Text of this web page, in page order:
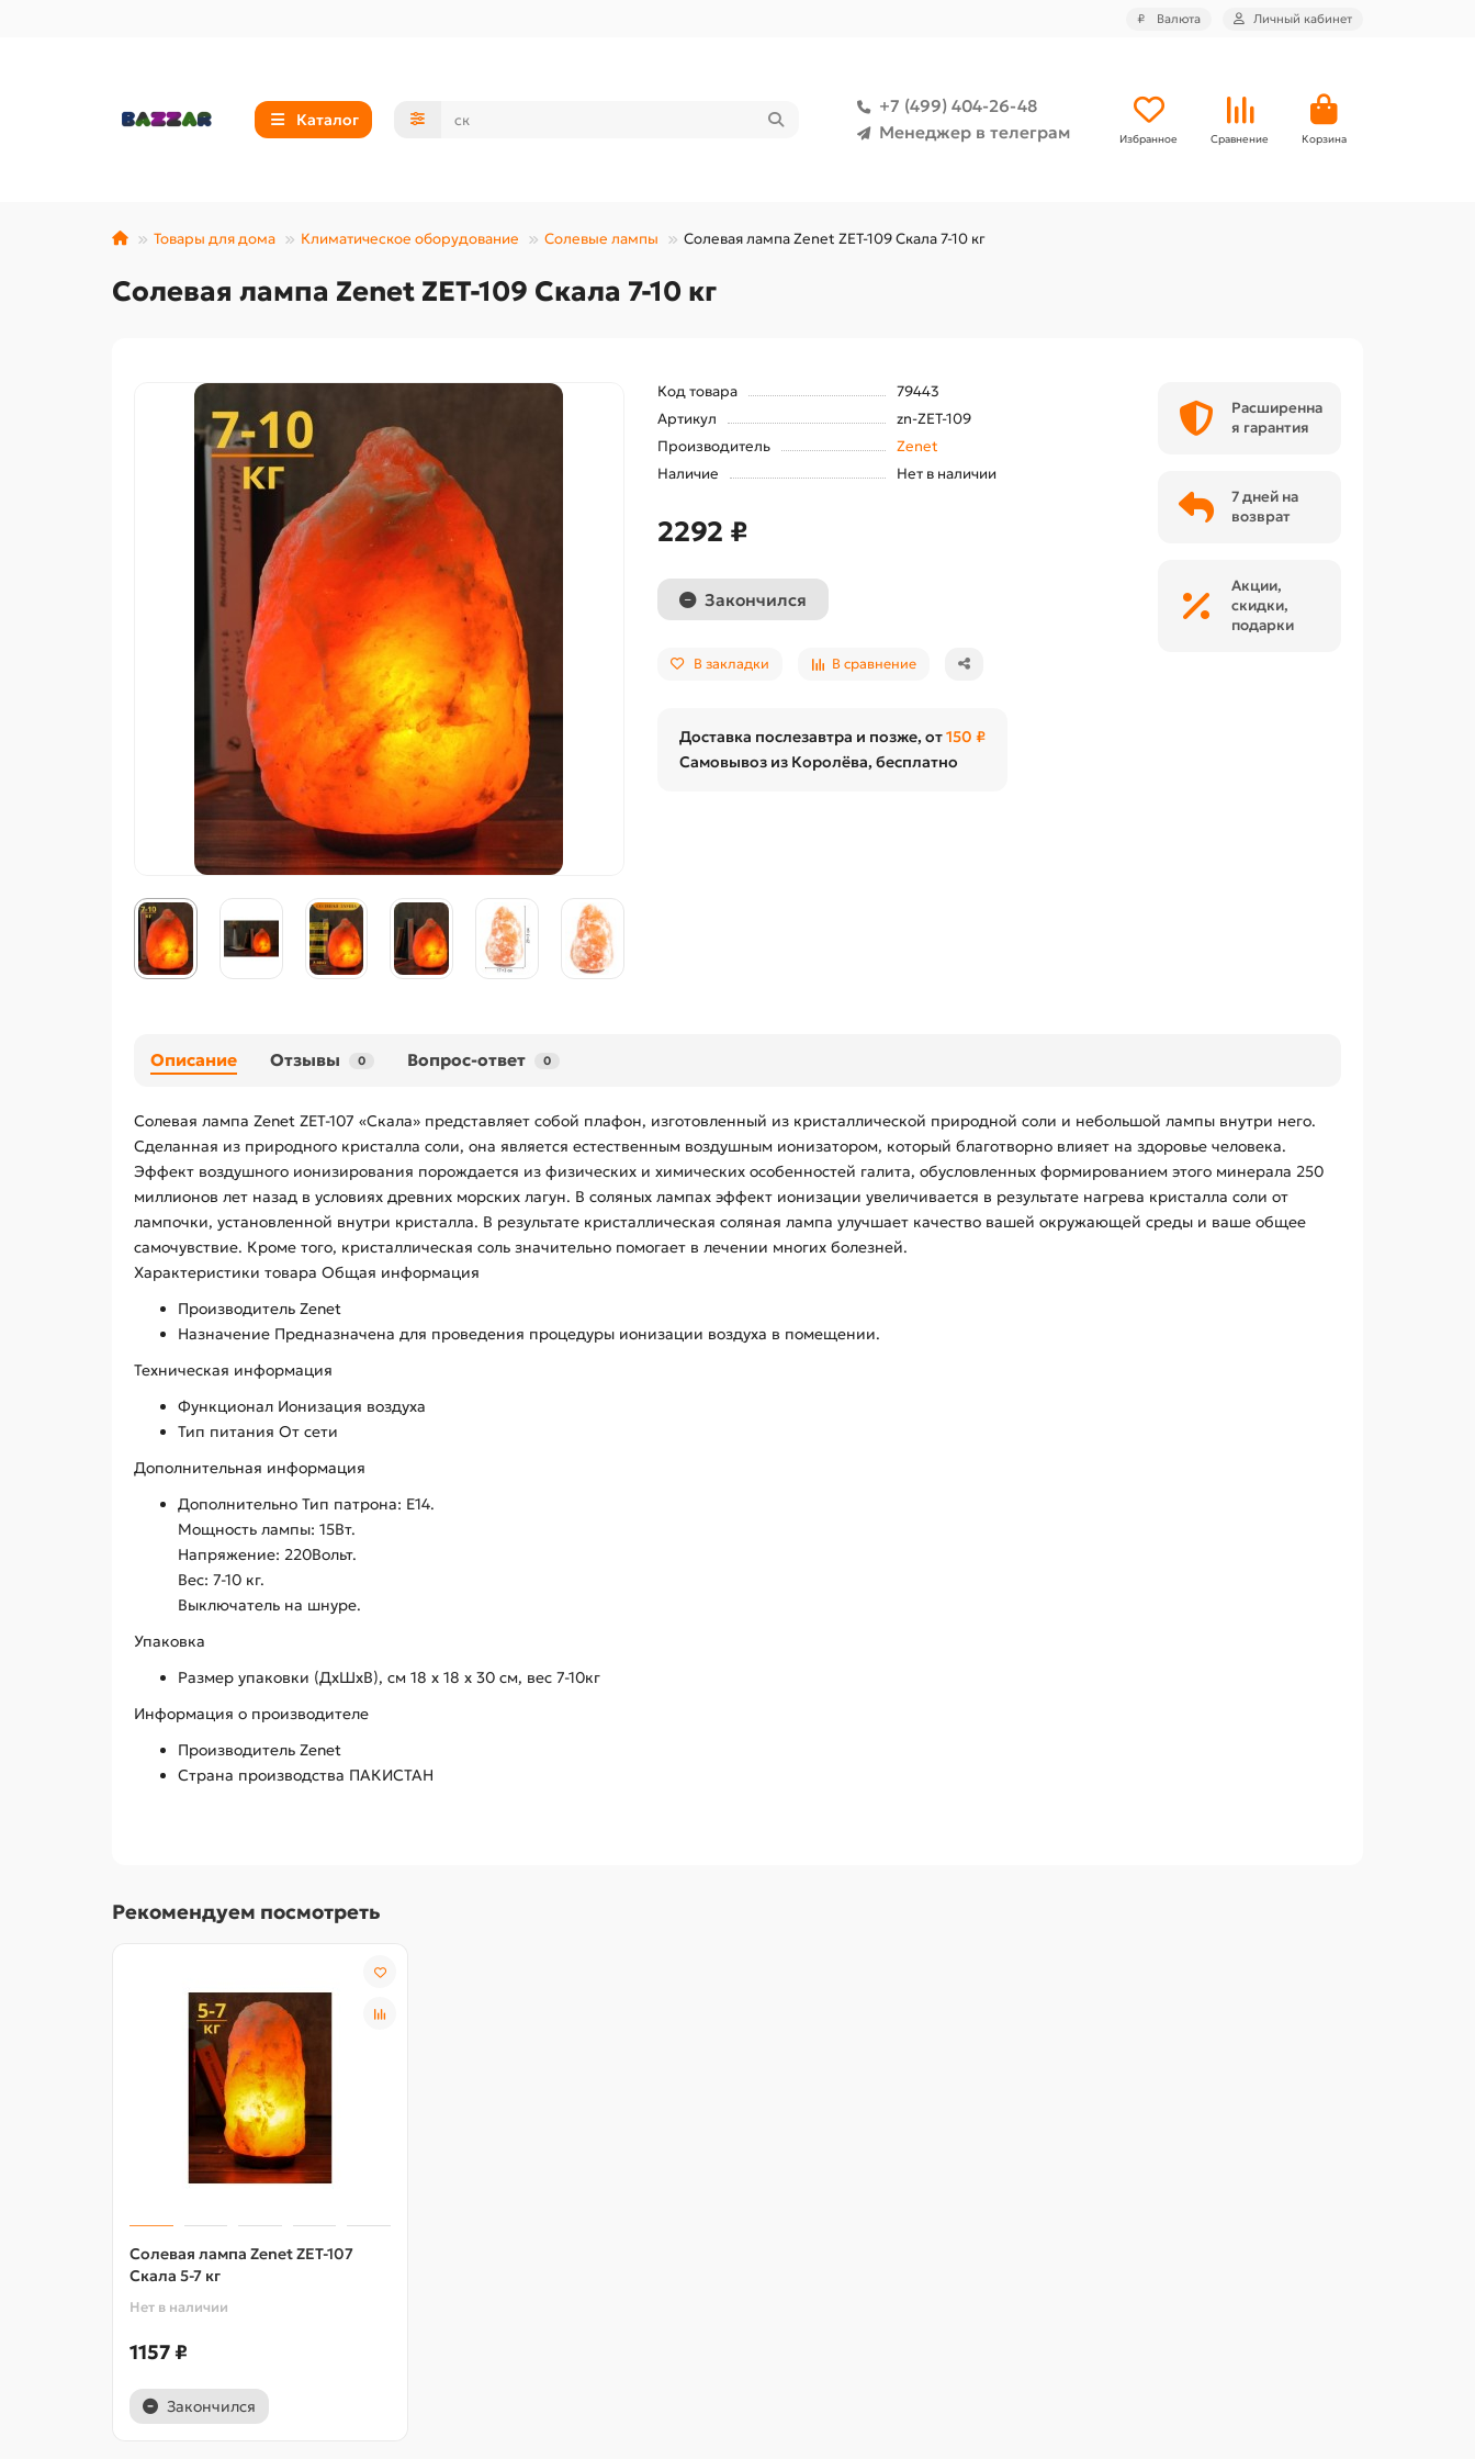
₽ Валюта Личный кабинет
Каталог
+7 (499) 404-26-48
Менеджер в телеграм
Избранное Сравнение Корзина
Товары для дома Климатическое оборудование Солевые лампы Солевая лампа Zenet ZET-109 Скала 7-10 кг
Солевая лампа Zenet ZET-109 Скала 7-10 кг
Код товара
79443
Артикул
zn-ZET-109
Производитель
Zenet
Наличие
Нет в наличии
2292 ₽
Закончился
В закладки В сравнение
Доставка послезавтра и позже, от150 ₽
Самовывоз из Королёва, бесплатно
Расширенна
я гарантия
7 дней на
возврат
Акции,
скидки,
подарки
Описание Отзывы 0 Вопрос-ответ 0
Солевая лампа Zenet ZET-107 «Скала» представляет собой плафон, изготовленный из кристаллической природной соли и небольшой лампы внутри него.
Сделанная из природного кристалла соли, она является естественным воздушным ионизатором, который благотворно влияет на здоровье человека.
Эффект воздушного ионизирования порождается из физических и химических особенностей галита, обусловленных формированием этого минерала 250
миллионов лет назад в условиях древних морских лагун. В соляных лампах эффект ионизации увеличивается в результате нагрева кристалла соли от
лампочки, установленной внутри кристалла. В результате кристаллическая соляная лампа улучшает качество вашей окружающей среды и ваше общее
самочувствие. Кроме того, кристаллическая соль значительно помогает в лечении многих болезней.
Характеристики товара Общая информация
Производитель Zenet
Назначение Предназначена для проведения процедуры ионизации воздуха в помещении.
Техническая информация
Функционал Ионизация воздуха
Тип питания От сети
Дополнительная информация
Дополнительно Тип патрона: Е14.
Мощность лампы: 15Вт.
Напряжение: 220Вольт.
Вес: 7-10 кг.
Выключатель на шнуре.
Упаковка
Размер упаковки (ДхШхВ), см 18 x 18 x 30 см, вес 7-10кг
Информация о производителе
Производитель Zenet
Страна производства ПАКИСТАН
Рекомендуем посмотреть
Солевая лампа Zenet ZET-107
Скала 5-7 кг
Нет в наличии
1157 ₽
Закончился